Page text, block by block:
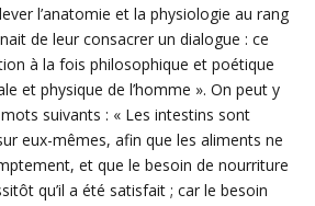
l’anatomie et la physiologie au rang
de leur consacrer un dialogue : ce
à la fois philosophique et poétique
et physique de l’homme ». On peut y
suivants : « Les intestins sont
eux-mêmes, afin que les aliments ne
et que le besoin de nourriture
qu’il a été satisfait ; car le besoin